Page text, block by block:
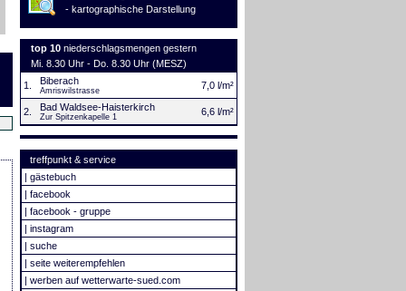
- kartographische Darstellung
top 10 niederschlagsmengen gestern
Mi. 8.30 Uhr - Do. 8.30 Uhr (MESZ)
1.
Biberach
Amriswilstrasse 7,0 l/m²
2. Bad Waldsee-Haisterkirch
Zur Spitzenkapelle 1 6,6 l/m²
treffpunkt & service
| gästebuch
| facebook
| facebook - gruppe
| instagram
| suche
| seite weiterempfehlen
| werben auf wetterwarte-sued.com